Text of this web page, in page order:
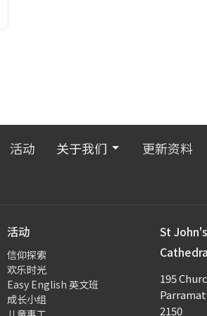
活动 关于我们 更新资料
活动
信仰探索
欢乐时光
Easy English 英文班
成长小组
St
195
2150